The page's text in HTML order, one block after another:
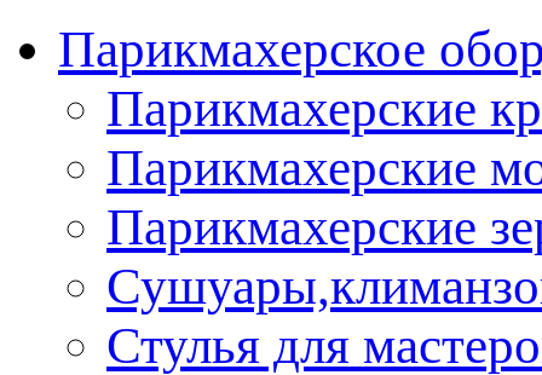
Парикмахерское
Парикмахерские
Парикмахерские
Парикмахерские
Стулья для